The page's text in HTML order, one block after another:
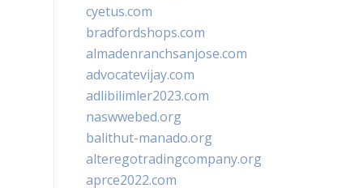
cyetus.com
bradfordshops.com
almadenranchsanjose.com
advocatevijay.com
adlibilimler2023.com
naswwebed.org
balithut-manado.org
alteregotradingcompany.org
aprce2022.com